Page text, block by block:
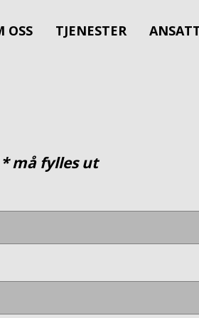
OSS TJENESTER
må fylles ut